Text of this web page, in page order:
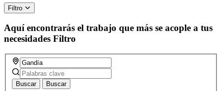
Filtro
Aquí encontrarás el trabajo que más se acople a tus
necesidades Filtro
Buscar Buscar